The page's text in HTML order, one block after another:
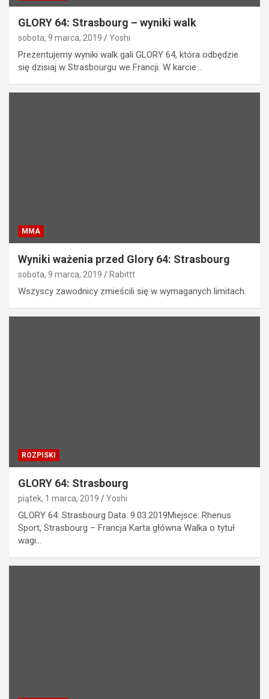
GLORY 64: Strasbourg – wyniki walk
sobota, 9 marca, 2019 Yoshi
Prezentujemy wyniki walk gali GLORY 64, która odbędzie
się dzisiaj w Strasbourgu we Francji. W karcie…
MMA
Wyniki ważenia przed Glory 64: Strasbourg
sobota, 9 marca, 2019 Rabittt
Wszyscy zawodnicy zmieścili się w wymaganych limitach.
ROZPISKI
GLORY 64: Strasbourg
piątek, 1 marca, 2019 Yoshi
GLORY 64: Strasbourg Data: 9.03.2019Miejsce: Rhenus
Sport, Strasbourg – Francja Karta główna Walka o tytuł
wagi…